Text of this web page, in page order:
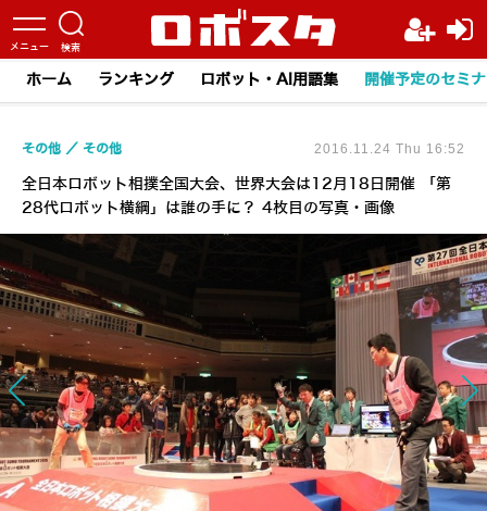
ホーム ランキング ロボット・AI用語集 開催予定のセミ
全日本ロボット相撲全国大会、世界大会は12月18日開催 「第
28代ロボット横綱」は誰の手に？ 4枚目の写真・画像
その他 その他 2016.11.24 Thu 16:52